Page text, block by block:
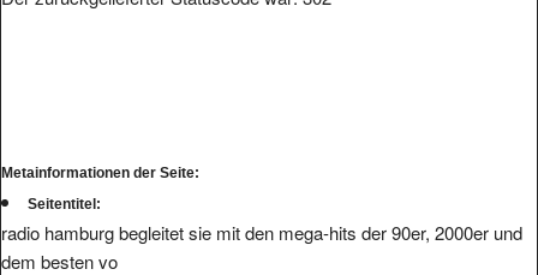
Metainformationen der Seite:
Seitentitel:
radio hamburg begleitet sie mit den mega-hits der 90er, 2000er und
dem besten vo